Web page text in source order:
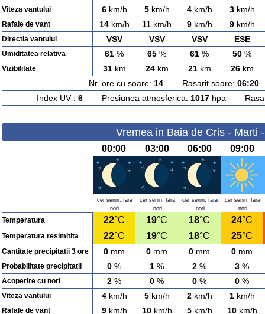
Viteza vantului 6km/h 5km/h 4km/h 3km/h
Rafale de vant 14km/h 11 km/h 9km/h 9km/h
Directia vantului VSV VSV VSV ESE
Umiditatea relativa 61 % 65 % 61 % 50 %
Vizibilitate 31km 24km 21km 26km
Nr. ore cu soare: 14Rasarit soare: 06:20
Index UV : 6Presiunea atmosferica: 1017hpa
Vremea in Baia de Cris - Marti
00:00 03:00 06:00 09:00
cer senin, fara
nori
cer senin, fara
nori
cer senin, fara
nori
cer senin, fara
nori
Temperatura 22°C 19°C 18°C 24°C
Temperatura resimitita 22°C 19°C 18°C 25°C
Cantitate precipitatii 3 ore 0 mm 0 mm 0 mm 0 mm
Probabilitate precipitatii 0 % 1 % 2 % 3 %
Acoperire cu nori 2 % 0 % 0 % 0 %
Viteza vantului 4km/h 5km/h 2km/h 1km/h
Rafale de vant 9km/h 10km/h 5km/h 10km/h